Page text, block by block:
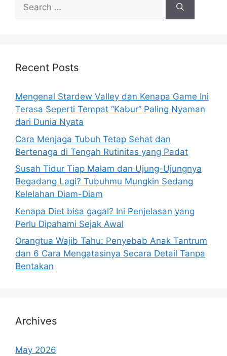
h
r
:
Recent Posts
Mengenal Stardew Valley dan Kenapa Game Ini
Terasa Seperti Tempat “Kabur” Paling Nyaman
dari Dunia Nyata
Cara Menjaga Tubuh Tetap Sehat dan
Bertenaga di Tengah Rutinitas yang Padat
Susah Tidur Tiap Malam dan Ujung-Ujungnya
Begadang Lagi? Tubuhmu Mungkin Sedang
Kelelahan Diam-Diam
Kenapa Diet bisa gagal? Ini Penjelasan yang
Perlu Dipahami Sejak Awal
Orangtua Wajib Tahu: Penyebab Anak Tantrum
dan 6 Cara Mengatasinya Secara Detail Tanpa
Bentakan
Archives
May 2026